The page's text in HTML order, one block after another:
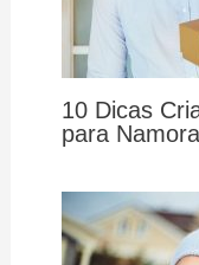
10 Dicas
para